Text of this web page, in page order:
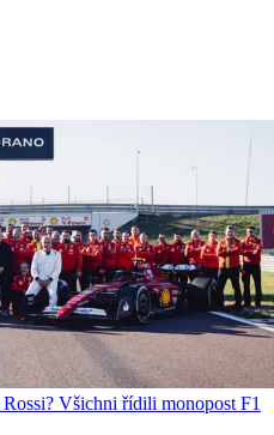
Všichni řídili monopost F1